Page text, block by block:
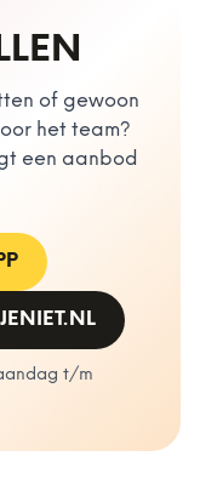
of gewoon
het team?
een aanbod
t/m